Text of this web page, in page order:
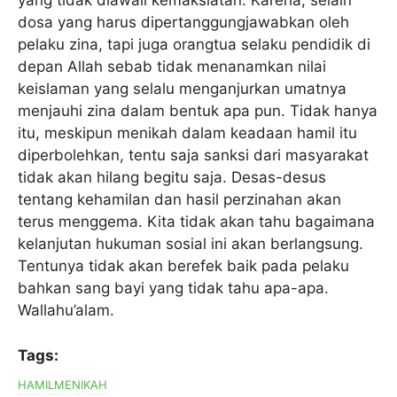
dosa yang harus dipertanggungjawabkan oleh
pelaku zina, tapi juga orangtua selaku pendidik di
depan Allah sebab tidak menanamkan nilai
keislaman yang selalu menganjurkan umatnya
menjauhi zina dalam bentuk apa pun. Tidak hanya
itu, meskipun menikah dalam keadaan hamil itu
diperbolehkan, tentu saja sanksi dari masyarakat
tidak akan hilang begitu saja. Desas-desus
tentang kehamilan dan hasil perzinahan akan
terus menggema. Kita tidak akan tahu bagaimana
kelanjutan hukuman sosial ini akan berlangsung.
Tentunya tidak akan berefek baik pada pelaku
bahkan sang bayi yang tidak tahu apa-apa.
Wallahu’alam.
Tags:
HAMIL MENIKAH